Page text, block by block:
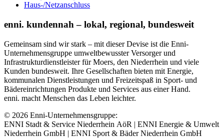
Haus-/Netzanschluss
enni. kundennah – lokal, regional, bundesweit
Gemeinsam sind wir stark – mit dieser Devise ist die Enni-
Unternehmensgruppe umweltbewusster Versorger und
Infrastrukturdienstleister für Moers, den Niederrhein und viele
Kunden bundesweit. Ihre Gesellschaften bieten mit Energie,
kommunalen Dienstleistungen und Freizeitspaß in Sport- und
Bädereinrichtungen Produkte und Services aus einer Hand.
enni. macht Menschen das Leben leichter.
© 2026 Enni-Unternehmensgruppe:
ENNI Stadt & Service Niederrhein AöR | ENNI Energie & Umwelt
Niederrhein GmbH | ENNI Sport & Bäder Niederrhein GmbH